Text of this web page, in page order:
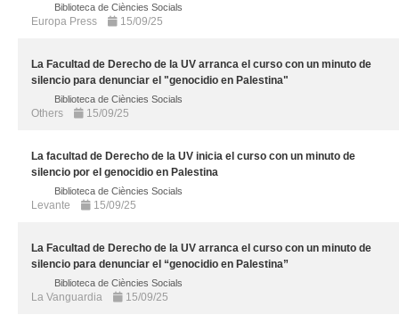
Biblioteca de Ciències Socials
Europa Press 15/09/25
La Facultad de Derecho de la UV arranca el curso con un minuto de
silencio para denunciar el "genocidio en Palestina"
Biblioteca de Ciències Socials
Others 15/09/25
La facultad de Derecho de la UV inicia el curso con un minuto de
silencio por el genocidio en Palestina
Biblioteca de Ciències Socials
Levante 15/09/25
La Facultad de Derecho de la UV arranca el curso con un minuto de
silencio para denunciar el “genocidio en Palestina”
Biblioteca de Ciències Socials
La Vanguardia 15/09/25